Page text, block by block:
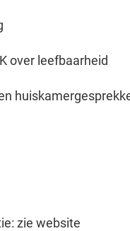
over leefbaarheid
zie website